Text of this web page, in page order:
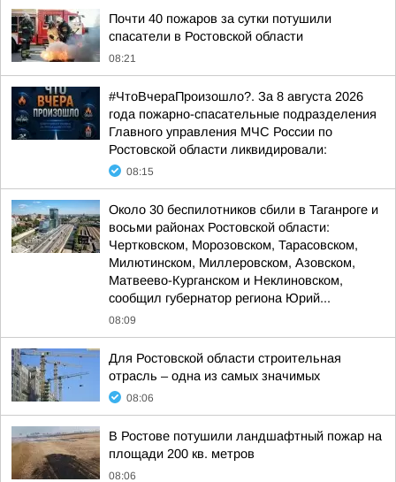
Почти 40 пожаров за сутки потушили
спасатели в Ростовской области
08:21
#ЧтоВчераПроизошло?. За 8 августа 2026
года пожарно-спасательные подразделения
Главного управления МЧС России по
Ростовской области ликвидировали:
08:15
Около 30 беспилотников сбили в Таганроге и
восьми районах Ростовской области:
Чертковском, Морозовском, Тарасовском,
Милютинском, Миллеровском, Азовском,
Матвеево-Курганском и Неклиновском,
сообщил губернатор региона Юрий...
08:09
Для Ростовской области строительная
отрасль – одна из самых значимых
08:06
В Ростове потушили ландшафтный пожар на
площади 200 кв. метров
08:06